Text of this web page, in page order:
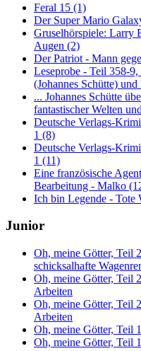
Feral 15 (1)
Der Super Mario
Gruselhörspiele: Larry
Augen (2)
Der Patriot - Mann
Leseprobe - Teil 358-9,
(Johannes Schütte)
... Johannes Schütte
fantastischer Welten
Deutsche Verlags-
1 (8)
Deutsche Verlags-
1 (11)
Eine französische
Bearbeitung - Malko
Ich bin Legende - Tote
Junior
Oh, meine Götter, Teil
schicksalhafte
Oh, meine Götter, Teil
Arbeiten
Oh, meine Götter, Teil
Arbeiten
Oh, meine Götter, Teil
Oh, meine Götter, Teil